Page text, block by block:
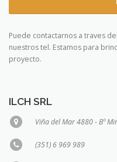
Puede contactarnos a traves
nuestros tel. Estamos para
proyecto.
ILCH SRL
Viña del Mar 4880 - Bº
(351) 6 969 989